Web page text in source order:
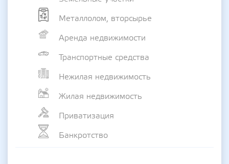
Металлолом, вторсырье
Аренда недвижимости
Транспортные средства
Нежилая недвижимость
Жилая недвижимость
Приватизация
Банкротство